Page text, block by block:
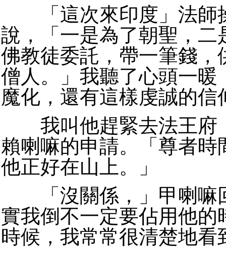
「這次來印度」法師
說，「一是為了朝聖，二
佛教徒委託，帶一筆錢，
僧人。」我聽了心頭一暖
魔化，還有這樣虔誠的信
我叫他趕緊去法王府
賴喇嘛的申請。「尊者時
他正好在山上。」
「沒關係，」甲喇嘛
實我倒不一定要佔用他的
時候，我常常很清楚地看